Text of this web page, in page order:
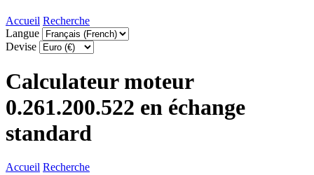
Accueil Recherche
Langue
Devise
Calculateur moteur
0.261.200.522 en échange
standard
Accueil Recherche